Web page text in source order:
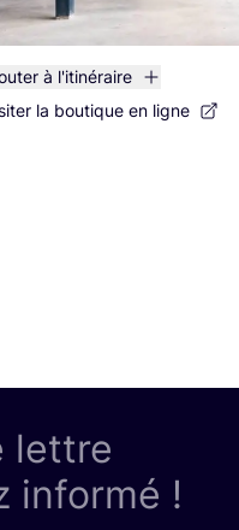
à l'itinéraire
la boutique en ligne
lettre
informé !